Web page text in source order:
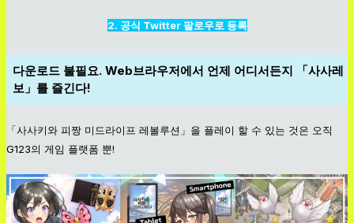
2. 공식 Twitter 팔로우로 등록
다운로드 불필요. Web브라우저에서 언제 어디서든지 「사사레
보」를 즐긴다!
「사사키와 피짱 미드라이프 레볼루션」을 플레이 할 수 있는 것은 오직
G123의 게임 플랫폼 뿐!